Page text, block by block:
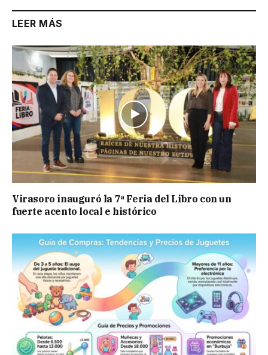
LEER MÁS
Virasoro inauguró la 7ª Feria del Libro con un
fuerte acento local e histórico